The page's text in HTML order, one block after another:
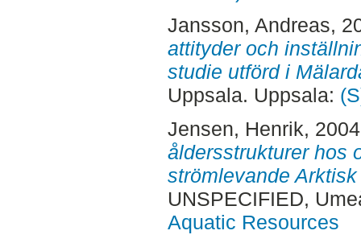
Jansson, Andreas,
attityder och
studie utförd i
Uppsala. Uppsala:
Jensen, Henrik,
åldersstrukturer hos
strömlevande
UNSPECIFIED,
Aquatic Resources